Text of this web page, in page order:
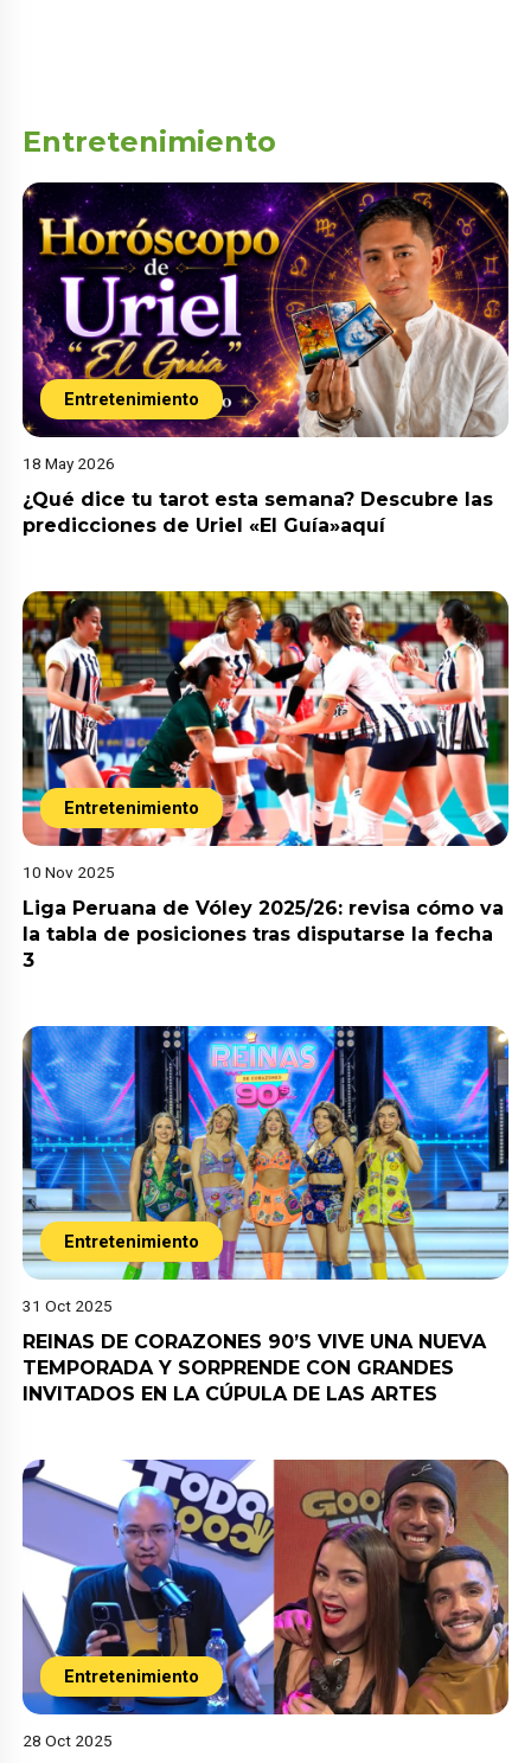
Entretenimiento
Entretenimiento
18 May 2026
¿Qué dice tu tarot esta semana? Descubre las
predicciones de Uriel «El Guía»aquí
Entretenimiento
10 Nov 2025
Liga Peruana de Vóley 2025/26: revisa cómo va
la tabla de posiciones tras disputarse la fecha
3
Entretenimiento
31 Oct 2025
REINAS DE CORAZONES 90’S VIVE UNA NUEVA
TEMPORADA Y SORPRENDE CON GRANDES
INVITADOS EN LA CÚPULA DE LAS ARTES
Entretenimiento
28 Oct 2025